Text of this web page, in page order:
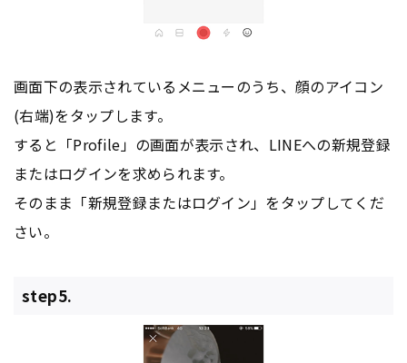
画面下の表示されているメニューのうち、顔のアイコン
(右端)をタップします。
すると「Profile」の画面が表示され、LINEへの新規登録
またはログインを求められます。
そのまま「新規登録またはログイン」をタップしてくだ
さい。
step5.